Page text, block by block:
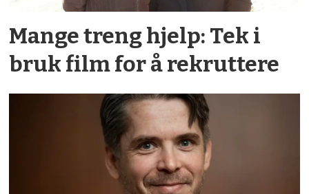
Mange treng hjelp: Tek i
bruk film for å rekruttere